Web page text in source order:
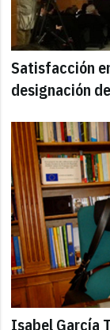
Satisfacción
designación
Isabel García